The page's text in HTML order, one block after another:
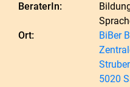
BeraterIn:
Ort:
BiBer
5020